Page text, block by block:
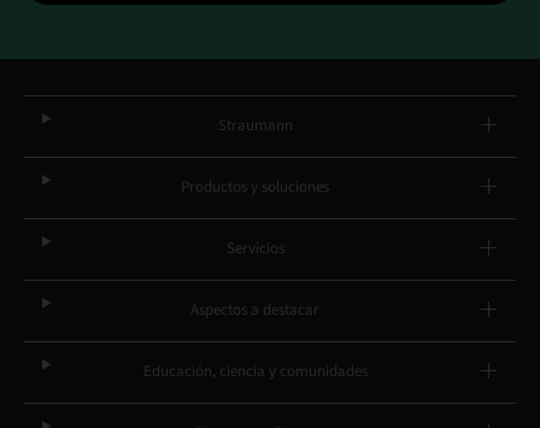
Straumann
Productos y soluciones
Servicios
Aspectos a destacar
Educación, ciencia y comunidades